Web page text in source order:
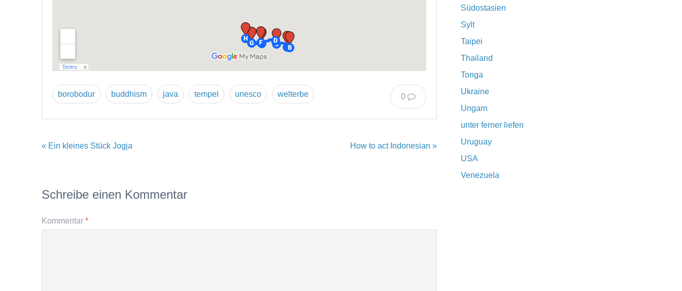
0
borobodur buddhism java tempel unesco welterbe
« Ein kleines Stück Jogja How to act Indonesian »
Schreibe einen Kommentar
Kommentar *
Südostasien
Sylt
Taipei
Thailand
Tonga
Ukraine
Ungarn
unter ferner liefen
Uruguay
USA
Venezuela